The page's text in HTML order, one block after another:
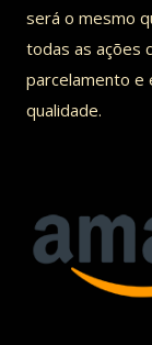
será o mesmo
todas as ações
parcelamento e
qualidade.